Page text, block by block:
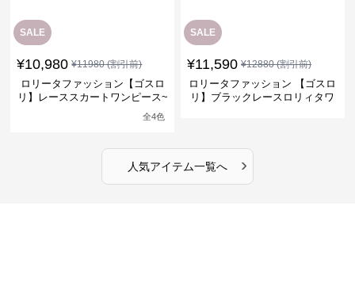
SALE
¥10,980 ¥11980(割引前)
ロリータファッション【ゴスロ
リ】レーススカートワンピース~
全4色
SALE
¥11,590 ¥12880(割引前)
ロリータファッション 【ゴスロ
リ】ブラックレースロリィタワ
人気アイテム一覧へ ›